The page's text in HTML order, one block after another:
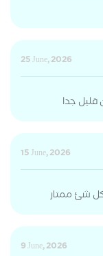
25 June, 2026
قليل جدا
15 June, 2026
شئ ممتاز
9 June, 2026